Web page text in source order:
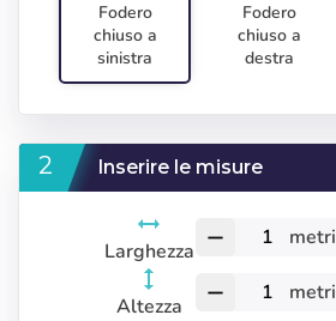
Fodero
chiuso a
sinistra
Fodero
chiuso a
destra
Inserire le misure
Larghezza
metri
remove
Altezza
metri
remove